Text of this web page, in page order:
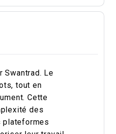
Le
tout en
Cette
des
plateformes